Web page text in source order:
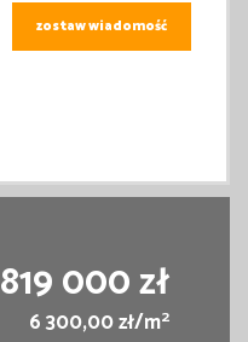
zostaw wiadomość
819 000 zł
6 300,00 zł/m2